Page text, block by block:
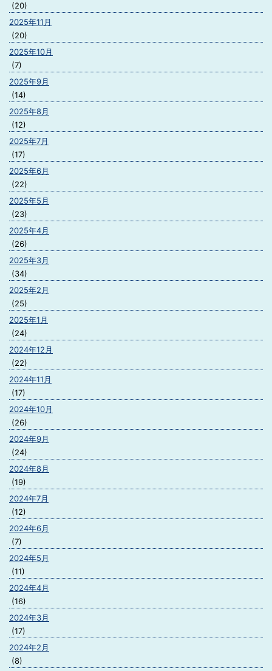
(20)
2025年11月
(20)
2025年10月
(7)
2025年9月
(14)
2025年8月
(12)
2025年7月
(17)
2025年6月
(22)
2025年5月
(23)
2025年4月
(26)
2025年3月
(34)
2025年2月
(25)
2025年1月
(24)
2024年12月
(22)
2024年11月
(17)
2024年10月
(26)
2024年9月
(24)
2024年8月
(19)
2024年7月
(12)
2024年6月
(7)
2024年5月
(11)
2024年4月
(16)
2024年3月
(17)
2024年2月
(8)